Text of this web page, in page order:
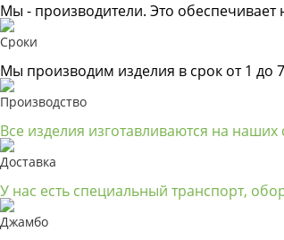
Мы - производители. Это
Сроки
Мы производим изделия в срок от 1 до
Производство
Все изделия изготавливаются на
Доставка
У нас есть специальный транспорт,
Джамбо